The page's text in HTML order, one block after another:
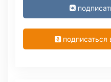
подписаться